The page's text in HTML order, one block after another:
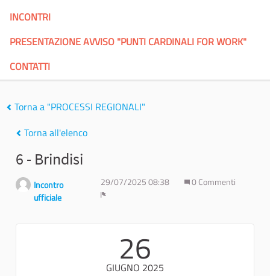
INCONTRI
PRESENTAZIONE AVVISO "PUNTI CARDINALI FOR WORK"
CONTATTI
Torna a "PROCESSI REGIONALI"
Torna all'elenco
6 - Brindisi
Incontro
ufficiale
29/07/2025 08:38
0 Commenti
26
GIUGNO 2025